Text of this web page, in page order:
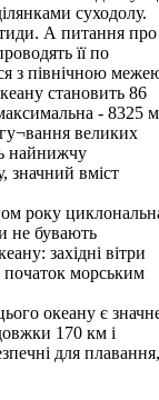
суходолу.
А питання про
її по
з північною
становить 86
- 8325 м
великих
найнижчу
значний вміст
року
не бувають
західні вітри
початок морським
океану є
170 км і
для плавання,